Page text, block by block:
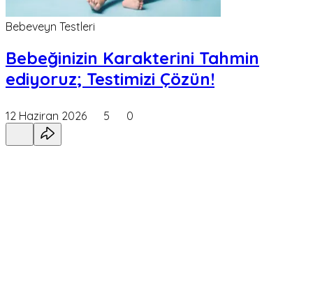
Bebeveyn Testleri
Bebeğinizin Karakterini Tahmin
ediyoruz; Testimizi Çözün!
12 Haziran 2026 5 0